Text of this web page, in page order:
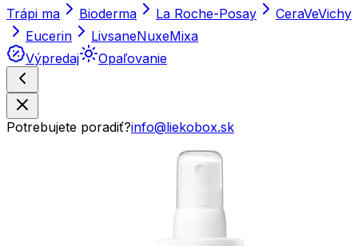
Trápi ma
Bioderma La Roche-Posay CeraVeVichy
Eucerin
LivsaneNuxeMixa
Výpredaj
Opaľovanie
Potrebujete poradiť?info@liekobox.sk